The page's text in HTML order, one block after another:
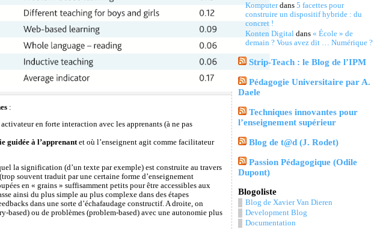
:
en forte interaction avec les apprenants (à ne pas
guidée à l’apprenantet où l’enseignent agit comme facilitateur
la signification (d’un texte par exemple) est construite au travers
souvent traduit par une certaine forme d’enseignement
en « grains » suffisamment petits pour être accessibles aux
ainsi du plus simple au plus complexe dans des étapes
dans une sorte d’échafaudage constructif. A droite, on
based) ou de problèmes (problem-based) avec une autonomie plus
Komputerdans 5 facettes pour
construire un dispositif hybride : du
concret !
Konten Digitaldans « École » de
demain ? Vous avez dit … Numérique ?
Strip-Teach : le Blog de l’IPM
Pédagogie Universitaire par A.
Daele
Techniques innovantes pour
l’enseignement supérieur
Blog de t@d (J. Rodet)
Passion Pédagogique (Odile
Dupont)
Blogoliste
Blog de Xavier Van Dieren
Development Blog
Documentation